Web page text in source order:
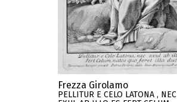
Frezza Girolamo
PELLITUR E CELO LATONA , NEC